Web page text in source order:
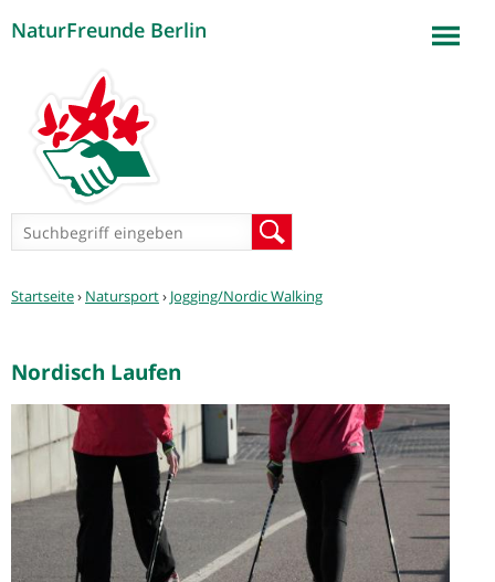
NaturFreunde Berlin
Suchformular
Sie
Startseite› Natursport› Jogging/Nordic Walking
Nordisch Laufen